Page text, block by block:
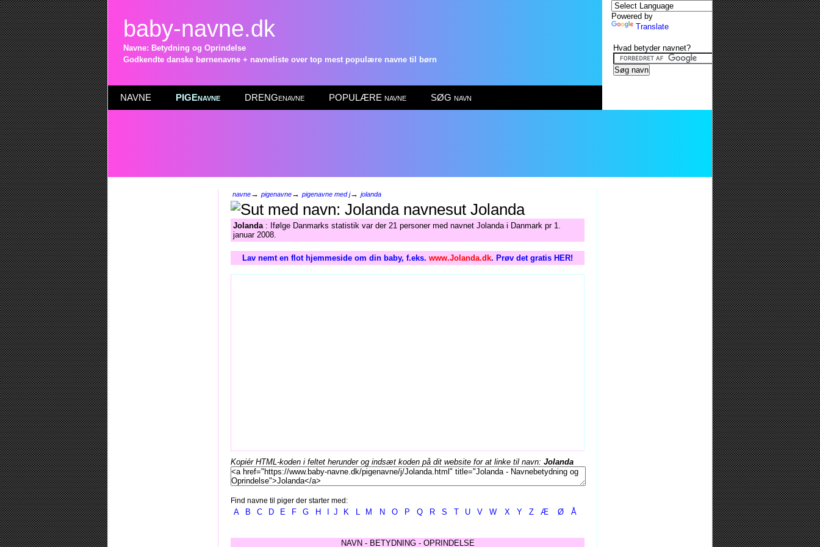
baby-navne.dk
Navne: Betydning og Oprindelse
Godkendte danske børnenavne + navneliste over top mest populære navne til børn
NAVNE PIGEnavne DRENGenavne POPULÆRE navne SØG navn
navne→ pigenavne→ pigenavne med j→ jolanda
Jolanda
Jolanda: Ifølge Danmarks statistik var der 21 personer med navnet Jolanda i Danmark pr 1.
januar 2008.
Lav nemt en flot hjemmeside om din baby, f.eks. www.Jolanda.dk. Prøv det gratis HER!
Kopiér HTML-koden i feltet herunder og indsæt koden på dit website for at linke til navn: Jolanda
Find navne til piger der starter med:
A B C D E F G H J K L M N O P Q R S T U V W X Y Z Æ Ø Å
NAVN - BETYDNING - OPRINDELSE
Powered by
Translate
Hvad betyder navnet?